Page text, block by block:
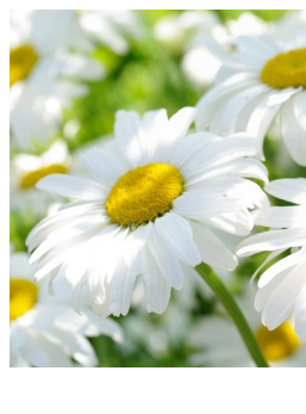
Перейти
к
содержимому